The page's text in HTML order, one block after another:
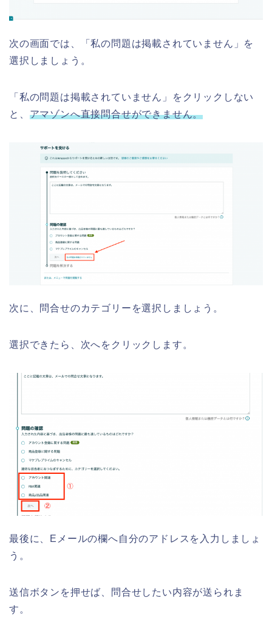
次の画面では、「私の問題は掲載されていません」を
選択しましょう。
「私の問題は掲載されていません」をクリックしない
と、 アマゾンへ直接問合せができません。
次に、問合せのカテゴリーを選択しましょう。
選択できたら、次へをクリックします。
最後に、Eメールの欄へ自分のアドレスを入力しましょ
う。
送信ボタンを押せば、問合せしたい内容が送られま
す。